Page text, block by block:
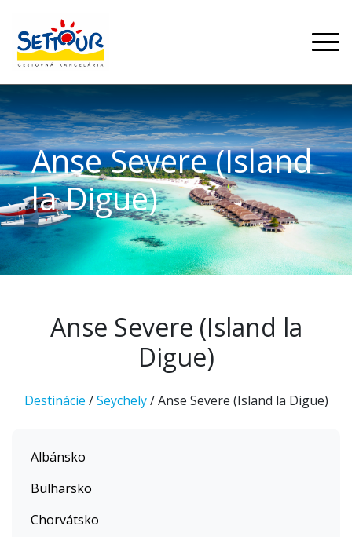
Anse Severe (Island
la Digue)
Anse Severe (Island la
Digue)
Destinácie /Seychely/ Anse Severe (Island la Digue)
Albánsko
Bulharsko
Chorvátsko